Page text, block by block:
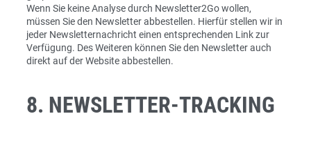
Wenn Sie keine Analyse durch Newsletter2Go wollen,
müssen Sie den Newsletter abbestellen. Hierfür stellen wir in
jeder Newsletternachricht einen entsprechenden Link zur
Verfügung. Des Weiteren können Sie den Newsletter auch
direkt auf der Website abbestellen.
8. NEWSLETTER-TRACKING